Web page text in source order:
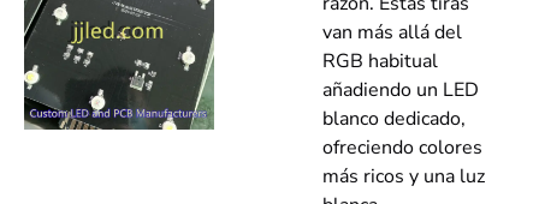
van más allá del
RGB habitual
añadiendo un LED
blanco dedicado,
ofreciendo colores
más ricos y una luz